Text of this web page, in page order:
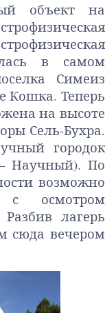
объект на
в самом
Симеиз
Кошка. Теперь
на высоте
Сель-Бухра.
городок
Научный). По
возможно
с осмотром
лагерь
сюда вечером